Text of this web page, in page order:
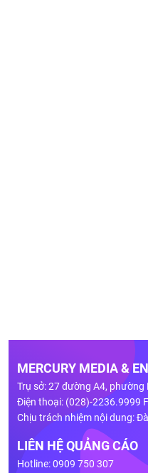
MERCURY MEDIA &
Trụ sở: 27 đường A4, phường
Điện thoại: (028)-2236.9999
Chịu trách nhiệm nội dung:
LIÊN HỆ QUẢNG CÁO
Hotline: 0909 750 307